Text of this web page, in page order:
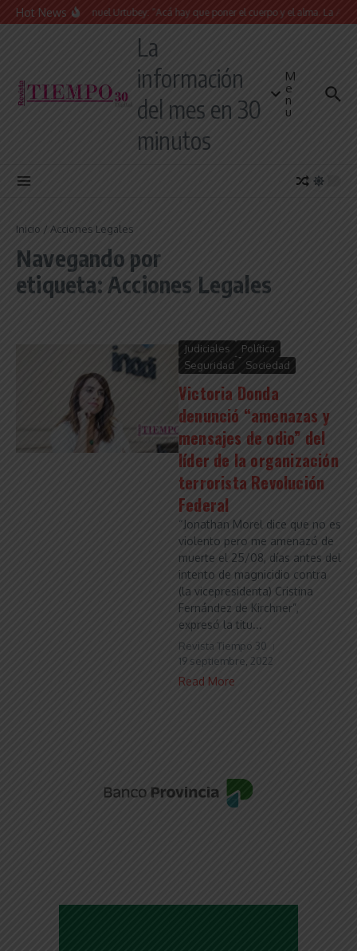
Saltar al contenido
Hot NewsJuan Manuel Urtubey: “Acá hay que poner el cuerpo y el alma. La
La
información
del mes en 30
minutos
M
e
n
u
Inicio / Acciones Legales
Navegando por
etiqueta: Acciones Legales
Judiciales
Política
Seguridad
Sociedad
Victoria Donda
denunció “amenazas y
mensajes de odio” del
líder de la organización
terrorista Revolución
Federal
“Jonathan Morel dice que no es
violento pero me amenazó de
muerte el 25/08, días antes del
intento de magnicidio contra
(la vicepresidenta) Cristina
Fernández de Kirchner”,
expresó la titu...
Revista Tiempo 30
19 septiembre, 2022
Read More